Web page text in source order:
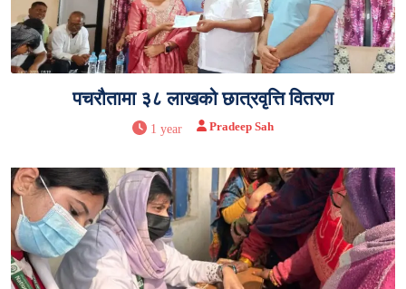
पचरौतामा ३८ लाखको छात्रवृत्ति वितरण
1 year Pradeep Sah